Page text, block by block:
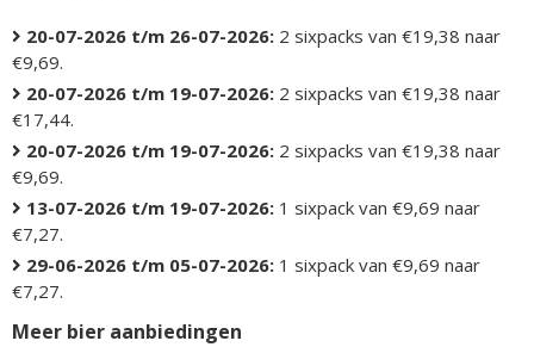
20-07-2026 t/m 26-07-2026: 2 sixpacks van €19,38 naar
€9,69.
20-07-2026 t/m 19-07-2026: 2 sixpacks van €19,38 naar
€17,44.
20-07-2026 t/m 19-07-2026: 2 sixpacks van €19,38 naar
€9,69.
13-07-2026 t/m 19-07-2026: 1 sixpack van €9,69 naar
€7,27.
29-06-2026 t/m 05-07-2026: 1 sixpack van €9,69 naar
€7,27.
Meer bier aanbiedingen